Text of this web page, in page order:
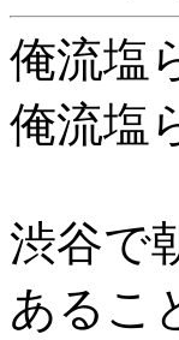
俺流塩
俺流塩
渋谷で
あるこ